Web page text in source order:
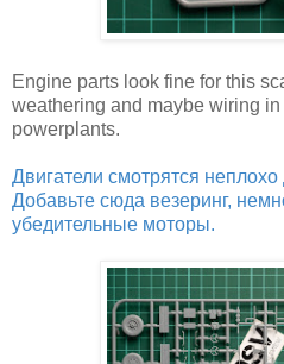
Engine parts look fine for this
weathering and maybe wiring in
powerplants.
Двигатели смотрятся
Добавьте сюда везеринг,
убедительные моторы.